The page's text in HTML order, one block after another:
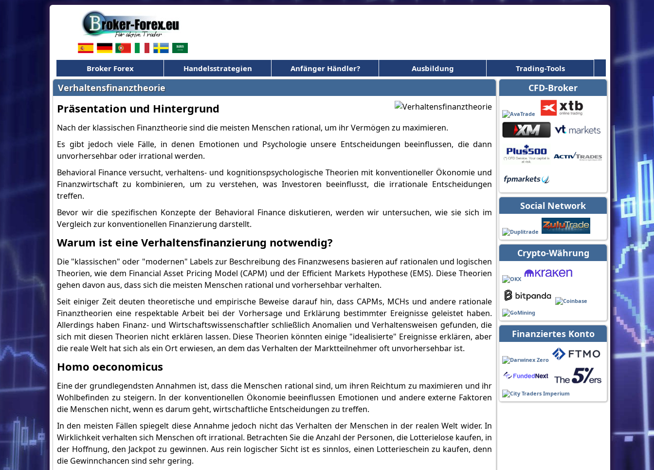
Broker Forex Handelsstrategien Anfänger Händler? Ausbildung Trading-Tools
CFD-Broker
Social Network
Crypto-Währung
Finanziertes Konto
Verhaltensfinanztheorie
Präsentation und Hintergrund
Nach der klassischen Finanztheorie sind die meisten Menschen rational, um ihr Vermögen zu maximieren.
Es gibt jedoch viele Fälle, in denen Emotionen und Psychologie unsere Entscheidungen beeinflussen, die dann
unvorhersehbar oder irrational werden.
Behavioral Finance versucht, verhaltens- und kognitionspsychologische Theorien mit konventioneller Ökonomie und
Finanzwirtschaft zu kombinieren, um zu verstehen, was Investoren beeinflusst, die irrationale Entscheidungen
treffen.
Bevor wir die spezifischen Konzepte der Behavioral Finance diskutieren, werden wir untersuchen, wie sie sich im
Vergleich zur konventionellen Finanzierung darstellt.
Warum ist eine Verhaltensfinanzierung notwendig?
Die "klassischen" oder "modernen" Labels zur Beschreibung des Finanzwesens basieren auf rationalen und logischen
Theorien, wie dem Financial Asset Pricing Model (CAPM) und der Efficient Markets Hypothese (EMS). Diese Theorien
gehen davon aus, dass sich die meisten Menschen rational und vorhersehbar verhalten.
Seit einiger Zeit deuten theoretische und empirische Beweise darauf hin, dass CAPMs, MCHs und andere rationale
Finanztheorien eine respektable Arbeit bei der Vorhersage und Erklärung bestimmter Ereignisse geleistet haben.
Allerdings haben Finanz- und Wirtschaftswissenschaftler schließlich Anomalien und Verhaltensweisen gefunden, die
sich mit diesen Theorien nicht erklären lassen. Diese Theorien könnten einige "idealisierte" Ereignisse erklären, aber
die reale Welt hat sich als ein Ort erwiesen, an dem das Verhalten der Marktteilnehmer oft unvorhersehbar ist.
Homo oeconomicus
Eine der grundlegendsten Annahmen ist, dass die Menschen rational sind, um ihren Reichtum zu maximieren und ihr
Wohlbefinden zu steigern. In der konventionellen Ökonomie beeinflussen Emotionen und andere externe Faktoren
die Menschen nicht, wenn es darum geht, wirtschaftliche Entscheidungen zu treffen.
In den meisten Fällen spiegelt diese Annahme jedoch nicht das Verhalten der Menschen in der realen Welt wider. In
Wirklichkeit verhalten sich Menschen oft irrational. Betrachten Sie die Anzahl der Personen, die Lotterielose kaufen, in
der Hoffnung, den Jackpot zu gewinnen. Aus rein logischer Sicht ist es sinnlos, einen Lotterieschein zu kaufen, denn
die Gewinnchancen sind sehr gering.